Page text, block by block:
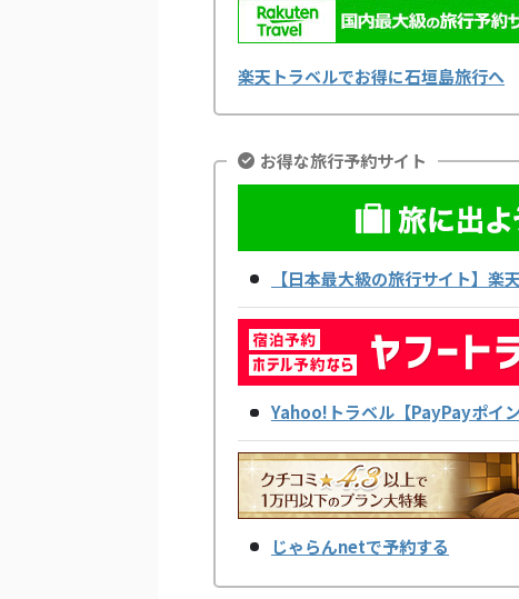
楽天トラベルでお得に石垣島旅行へ
お得な旅行予約サイト
【日本最大級の旅行サイト】楽
Yahoo!トラベル【PayPayポイン
じゃらんnetで予約する